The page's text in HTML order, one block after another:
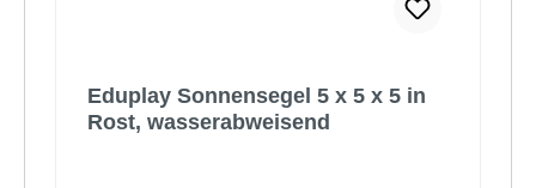
Eduplay Sonnensegel 5 x 5 x 5 in
Rost, wasserabweisend